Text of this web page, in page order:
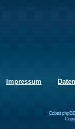
Impressum
Cobalt